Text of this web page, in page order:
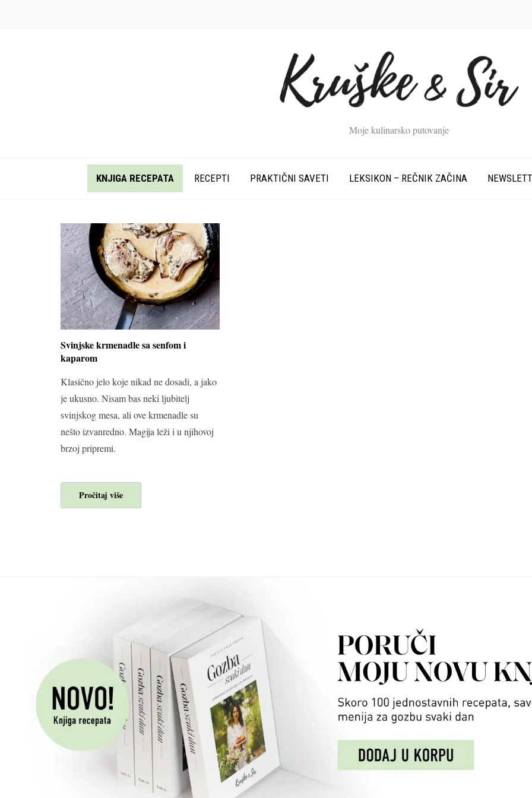
Moje kulinarsko putovanje
KNJIGA RECEPATA RECEPTI PRAKTIČNI SAVETI LEKSIKON – REČNIK ZAČINA
Svinjske krmenadle sa senfom i
kaparom
Klasično jelo koje nikad ne dosadi, a jako
je ukusno. Nisam bas neki ljubitelj
svinjskog mesa, ali ove krmenadle su
nešto izvanredno. Magija leži i u njihovoj
brzoj pripremi.
Pročitaj više